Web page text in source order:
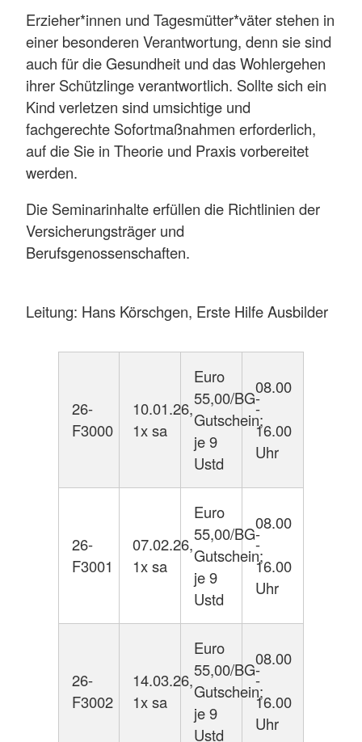
Erzieher*innen und Tagesmütter*väter stehen in
einer besonderen Verantwortung, denn sie sind
auch für die Gesundheit und das Wohlergehen
ihrer Schützlinge verantwortlich. Sollte sich ein
Kind verletzen sind umsichtige und
fachgerechte Sofortmaßnahmen erforderlich,
auf die Sie in Theorie und Praxis vorbereitet
werden.
Die Seminarinhalte erfüllen die Richtlinien der
Versicherungsträger und
Berufsgenossenschaften.
Leitung: Hans Körschgen, Erste Hilfe Ausbilder
26-
F3000
10.01.26,
1x sa
Euro
55,00/BG-
Gutschein;
je 9
Ustd
08.00
-
16.00
Uhr
26-
F3001
07.02.26,
1x sa
Euro
55,00/BG-
Gutschein;
je 9
Ustd
08.00
-
16.00
Uhr
26-
F3002
14.03.26,
1x sa
Euro
55,00/BG-
Gutschein;
je 9
Ustd
08.00
-
16.00
Uhr